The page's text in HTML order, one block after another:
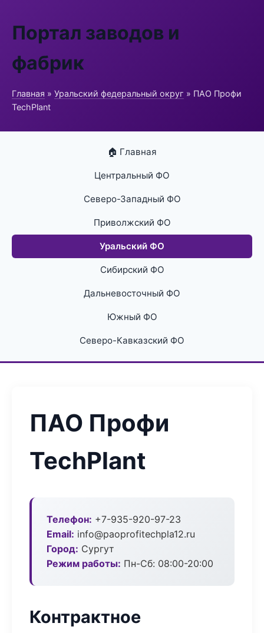
Портал заводов и
фабрик
Главная » Уральский федеральный округ » ПАО Профи
TechPlant
🏠 Главная
Центральный ФО
Северо-Западный ФО
Приволжский ФО
Уральский ФО
Сибирский ФО
Дальневосточный ФО
Южный ФО
Северо-Кавказский ФО
ПАО Профи
TechPlant
Телефон: +7-935-920-97-23
Email: info@paoprofitechpla12.ru
Город: Сургут
Режим работы: Пн-Сб: 08:00-20:00
Контрактное